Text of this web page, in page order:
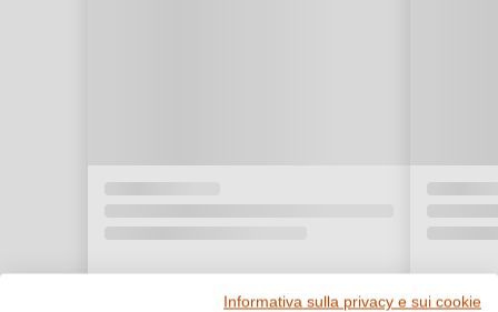
Informativa sulla privacy e sui cookie